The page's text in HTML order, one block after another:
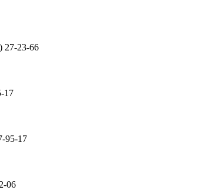
27-23-66
17
95-17
06